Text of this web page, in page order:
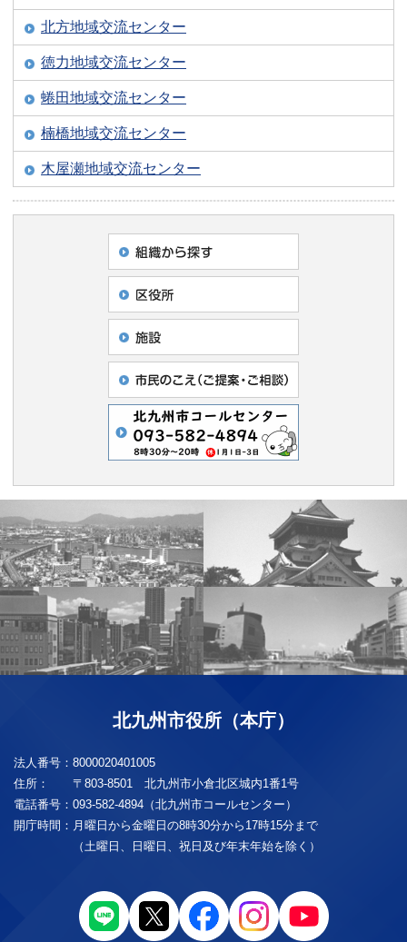
北方地域交流センター
徳力地域交流センター
蜷田地域交流センター
楠橋地域交流センター
木屋瀬地域交流センター
北九州市役所（本庁）
法人番号： 8000020401005
住所：
〒803-8501 北九州市小倉北区城内1番1号
電話番号： 093-582-4894（北九州市コールセンター）
開庁時間： 月曜日から金曜日の8時30分から17時15分まで
（土曜日、日曜日、祝日及び年末年始を除く）